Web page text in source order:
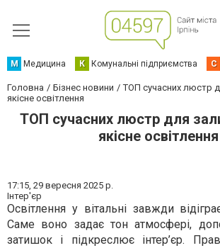
М Медицина К Комунальні підприємства С
Головна Бізнес новини
ТОП сучасних люстр
якісне освітлення
ТОП сучасних люстр для
якісне освітлення
17:15, 29 вересня 2025 р.
Інтер'єр
Освітлення у вітальні завжди
Саме воно задає тон атмосфері,
затишок і підкреслює інтер’єр.